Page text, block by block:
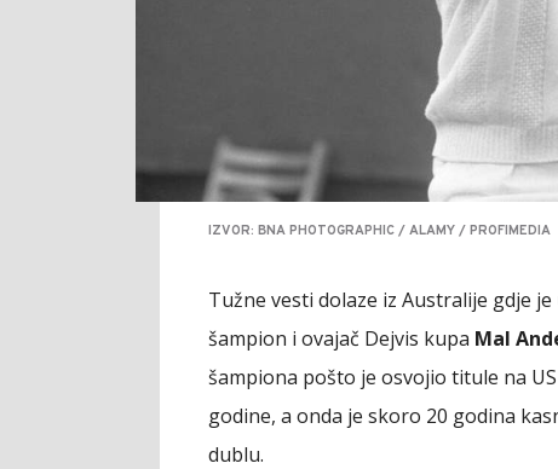
IZVOR: BNA PHOTOGRAPHIC / ALAMY / PROFIMEDIA
Tužne vesti dolaze iz Australije gdje je
šampion i ovajač Dejvis kupa Mal
šampiona pošto je osvojio titule na
godine, a onda je skoro 20 godina
dublu.